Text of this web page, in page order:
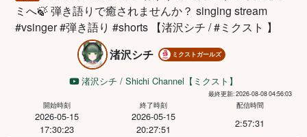
ミへ🍃 弾き語りで癒されませんか？ singing stream
#vsinger #弾き語り #shorts 【渚沢シチ / #ミクスト 】
渚沢シチ
ミクストガールズ
渚沢シチ / Shichi Channel【ミクスト】
最終更新: 2026-08-08 04:56:03
開始時刻
2026-05-15
17:30:23
終了時刻
2026-05-15
20:27:51
配信時間
2:57:31